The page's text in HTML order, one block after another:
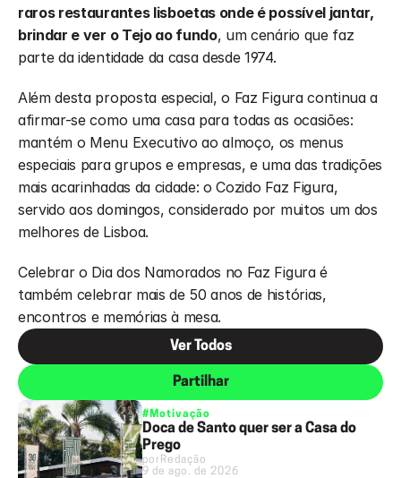
raros restaurantes lisboetas onde é possível jantar,
brindar e ver o Tejo ao fundo, um cenário que faz
parte da identidade da casa desde 1974.
Além desta proposta especial, o Faz Figura continua a
afirmar-se como uma casa para todas as ocasiões:
mantém o Menu Executivo ao almoço, os menus
especiais para grupos e empresas, e uma das tradições
mais acarinhadas da cidade: o Cozido Faz Figura,
servido aos domingos, considerado por muitos um dos
melhores de Lisboa.
Celebrar o Dia dos Namorados no Faz Figura é
também celebrar mais de 50 anos de histórias,
encontros e memórias à mesa.
Ver Todos
Partilhar
#Motivação
Doca de Santo quer ser a Casa do
Prego
por Redação
9 de ago. de 2026